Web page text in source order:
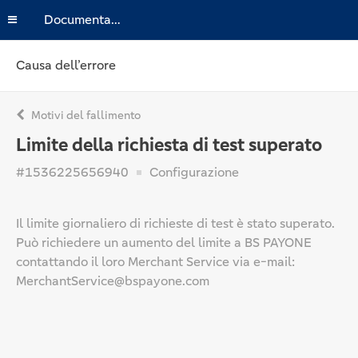
Documentazione
Causa dell’errore
Motivi del fallimento
Limite della richiesta di test superato
#1536225656940 Configurazione
Il limite giornaliero di richieste di test è stato superato.
Può richiedere un aumento del limite a BS PAYONE
contattando il loro Merchant Service via e-mail:
MerchantService@bspayone.com